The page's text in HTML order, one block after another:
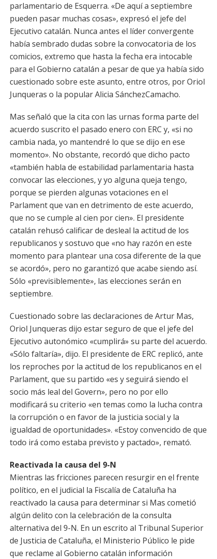
parlamentario de Esquerra. «De aquí a septiembre
pueden pasar muchas cosas», expresó el jefe del
Ejecutivo catalán. Nunca antes el líder convergente
había sembrado dudas sobre la convocatoria de los
comicios, extremo que hasta la fecha era intocable
para el Gobierno catalán a pesar de que ya había sido
cuestionado sobre este asunto, entre otros, por Oriol
Junqueras o la popular Alicia SánchezCamacho.
Mas señaló que la cita con las urnas forma parte del
acuerdo suscrito el pasado enero con ERC y, «si no
cambia nada, yo mantendré lo que se dijo en ese
momento». No obstante, recordó que dicho pacto
«también habla de estabilidad parlamentaria hasta
convocar las elecciones, y yo alguna queja tengo,
porque se pierden algunas votaciones en el
Parlament que van en detrimento de este acuerdo,
que no se cumple al cien por cien». El presidente
catalán rehusó calificar de desleal la actitud de los
republicanos y sostuvo que «no hay razón en este
momento para plantear una cosa diferente de la que
se acordó», pero no garantizó que acabe siendo así.
Sólo «previsiblemente», las elecciones serán en
septiembre.
Cuestionado sobre las declaraciones de Artur Mas,
Oriol Junqueras dijo estar seguro de que el jefe del
Ejecutivo autonómico «cumplirá» su parte del acuerdo.
«Sólo faltaría», dijo. El presidente de ERC replicó, ante
los reproches por la actitud de los republicanos en el
Parlament, que su partido «es y seguirá siendo el
socio más leal del Govern», pero no por ello
modificará su criterio «en temas como la lucha contra
la corrupción o en favor de la justicia social y la
igualdad de oportunidades». «Estoy convencido de que
todo irá como estaba previsto y pactado», remató.
Reactivada la causa del 9-N
Mientras las fricciones parecen resurgir en el frente
político, en el judicial la Fiscalía de Cataluña ha
reactivado la causa para determinar si Mas cometió
algún delito con la celebración de la consulta
alternativa del 9-N. En un escrito al Tribunal Superior
de Justicia de Cataluña, el Ministerio Público le pide
que reclame al Gobierno catalán información